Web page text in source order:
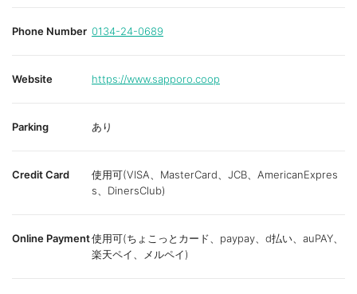
Phone Number 0134-24-0689
Website https://www.sapporo.coop
Parking あり
Credit Card
使用可(VISA、MasterCard、JCB、AmericanExpres
s、DinersClub)
Online Payment使用可(ちょこっとカード、paypay、d払い、auPAY、
楽天ペイ、メルペイ)